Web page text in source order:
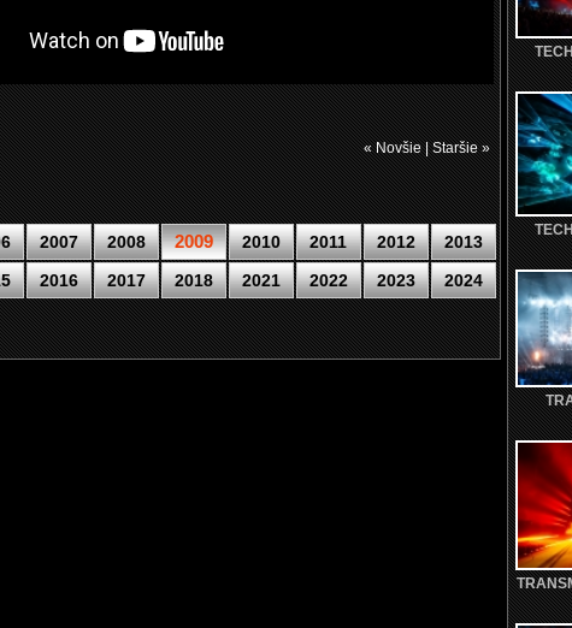
« Novšie | Staršie »
2007 2008 2009 2010 2011 2012
2013
2016 2017 2018 2021 2022 2023
2024